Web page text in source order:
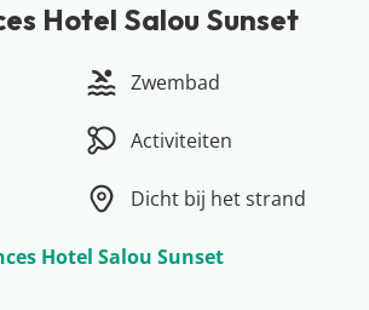
Hotel Salou Sunset
Zwembad
Activiteiten
Dicht bij het strand
Hotel Salou Sunset